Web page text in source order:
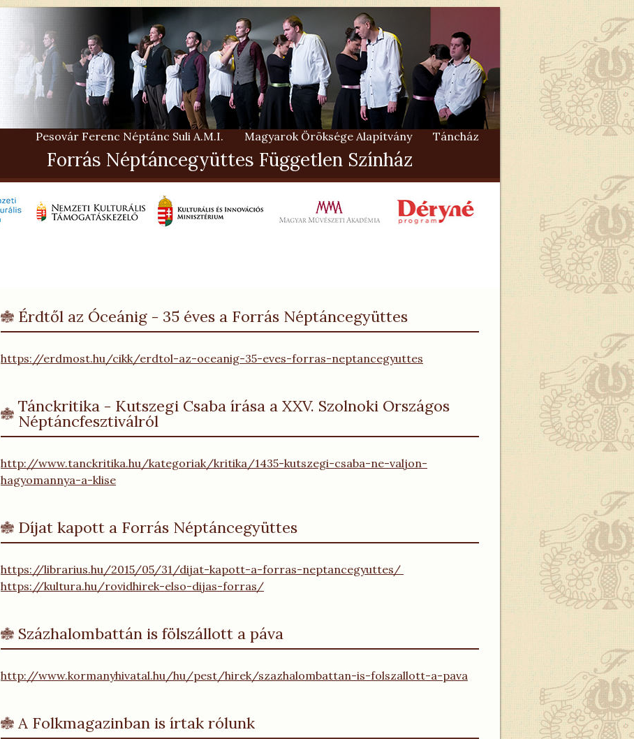
Táncház
Magyarok Öröksége Alapítvány
Pesovár Ferenc Néptánc Suli A.M.I.
Forrás Néptáncegyüttes Független Színház
Érdtől az Óceánig - 35 éves a Forrás Néptáncegyüttes
https://erdmost.hu/cikk/erdtol-az-oceanig-35-eves-forras-neptancegyuttes
Tánckritika - Kutszegi Csaba írása a XXV. Szolnoki Országos
Néptáncfesztiválról
http://www.tanckritika.hu/kategoriak/kritika/1435-kutszegi-csaba-ne-valjon-
hagyomannya-a-klise
Díjat kapott a Forrás Néptáncegyüttes
https://librarius.hu/2015/05/31/dijat-kapott-a-forras-neptancegyuttes/
https://kultura.hu/rovidhirek-elso-dijas-forras/
Százhalombattán is fölszállott a páva
http://www.kormanyhivatal.hu/hu/pest/hirek/szazhalombattan-is-folszallott-a-pava
A Folkmagazinban is írtak rólunk